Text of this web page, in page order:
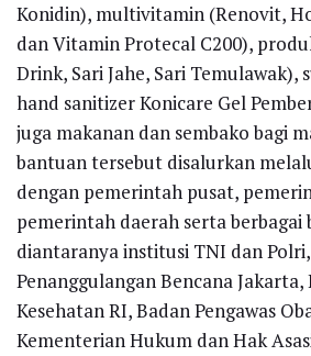
Konidin), multivitamin (Renovit,
dan Vitamin Protecal C200),
Drink, Sari Jahe, Sari Temulawak),
hand sanitizer Konicare Gel
juga makanan dan sembako bagi
bantuan tersebut disalurkan
dengan pemerintah pusat,
pemerintah daerah serta
diantaranya institusi TNI dan
Penanggulangan Bencana
Kesehatan RI, Badan Pengawas
Kementerian Hukum dan Hak